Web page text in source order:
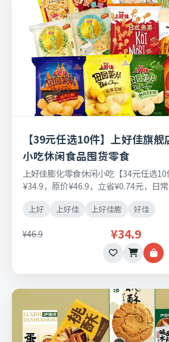
【39元任选10件】上好佳旗
小吃休闲食品囤货零食
上好佳膨化零食休闲小吃【34元任选
¥34.9，原价¥46.9，立省¥0.74元，日
上好 上好佳 上好佳膨 好佳
¥46.9 ¥34.9